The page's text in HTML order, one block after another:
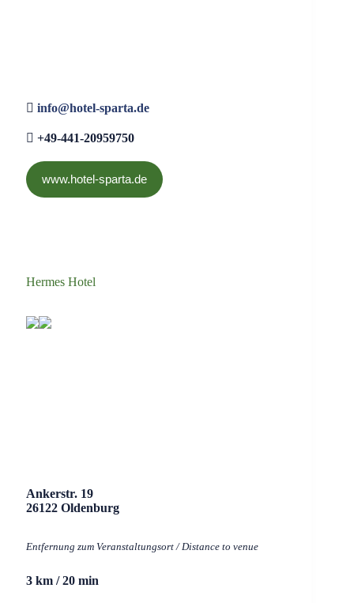
info@hotel-sparta.de
+49-441-20959750
www.hotel-sparta.de
Hermes Hotel
Ankerstr. 19
26122 Oldenburg
Entfernung zum Veranstaltungsort / Distance to venue
3 km / 20 min